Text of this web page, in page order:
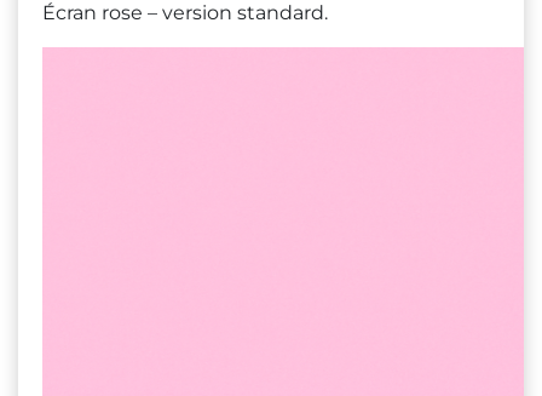
Écran rose – version standard.